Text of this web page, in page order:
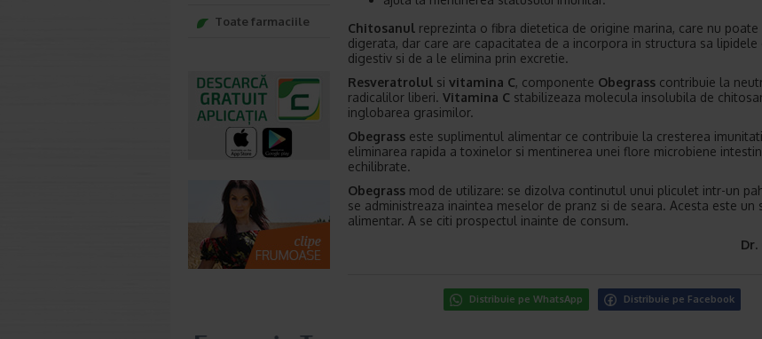
Chitosanul reprezinta o fibra dietetica de origine marina, care nu poate
digerata, dar care are capacitatea de a incorpora in structura sa lipidele
digestiv si de a le elimina prin excretie.
Resveratrolul si vitamina C, componente Obegrass contribuie la
radicalilor liberi. Vitamina C stabilizeaza molecula insolubila de
inglobarea grasimilor.
Obegrass este suplimentul alimentar ce contribuie la cresterea
eliminarea rapida a toxinelor si mentinerea unei flore microbiene
echilibrate.
Obegrass mod de utilizare: se dizolva continutul unui pliculet intr-un
se administreaza inaintea meselor de pranz si de seara. Acesta este un
alimentar. A se citi prospectul inainte de consum.
Dr.
Distribuie pe WhatsApp Distribuie pe Facebook
Toate farmaciile